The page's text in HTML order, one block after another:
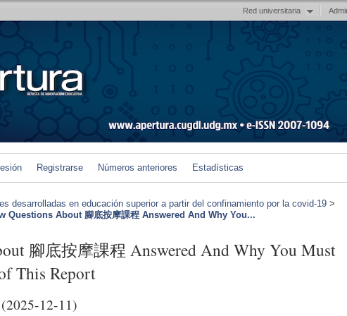
Red universitaria
Registrarse Números anteriores Estadísticas
desarrolladas en educación superior a partir del confinamiento por la covid-19 >
Questions About 腳底按摩課程 Answered And Why You...
腳底按摩課程 Answered And Why You Must
This Report
(2025-12-11)